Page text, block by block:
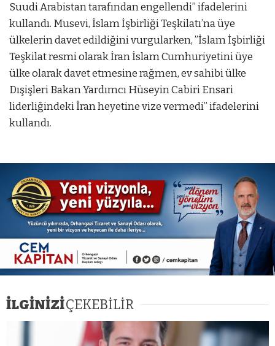
Suudi Arabistan tarafından engellendi” ifadelerini
kullandı. Musevi, İslam İşbirliği Teşkilatı’na üye
ülkelerin davet edildiğini vurgularken, ”İslam İşbirliği
Teşkilat resmi olarak İran İslam Cumhuriyetini üye
ülke olarak davet etmesine rağmen, ev sahibi ülke
Dışişleri Bakan Yardımcı Hüseyin Cabiri Ensari
liderliğindeki İran heyetine vize vermedi” ifadelerini
kullandı.
İLGİNİZİÇEKEBİLİR